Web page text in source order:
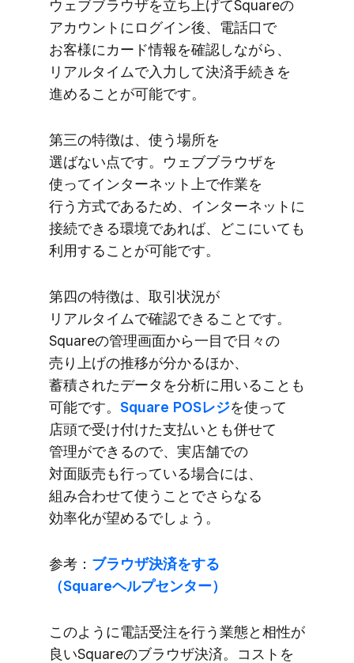
ウェブブラウザを​立ち上げて​Squareの​
アカウントに​ログイン後、​電話口で​
お客様に​カード情報を​確認しながら、​
リアルタイムで​入力して​決済手続きを​
進める​ことが​可能です。
第三の​特徴は、​使う​場所を​
選ばない点です。​ウェブブラウザを​
使って​インターネット上で​作業を​
行う方式である​ため、​インターネットに​
接続できる​環境で​あれば、​どこに​いても​
利用する​ことが​可能です。
第四の​特徴は、​取引状況が​
リアルタイムで​確認できる​ことです。​
Squareの​管理画面から​一目で​日々の​
売り上げの​推移が​分かる​ほか、​
蓄積された​データを​分析に​用いる​ことも​
可能です。 ​Square POSレジを​使って​
店頭で​受け付けた​支払いとも​併せて​
管理が​できるので、​実店舗での​
対面販売も​行っている​場合には、​
組み合わせて​使う​ことで​さらなる​
効率化が​望めるでしょう。
参考： ブラウザ決済を​する​
（Squareヘルプセンター）
このように​電話受注を​行う​業態と​相性が​
良い​Squareの​ブラウザ決済。​コストを​